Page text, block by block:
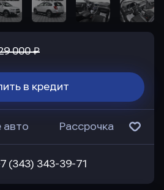
000 ₽
в кредит
авто Рассрочка
(343) 343-39-71